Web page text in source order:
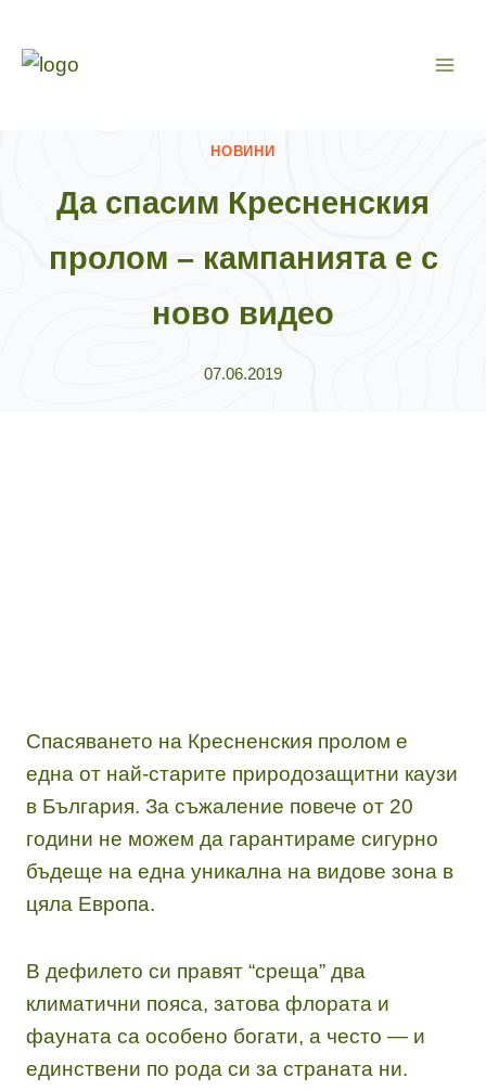
съдържанието
НОВИНИ
Да спасим Кресненския
пролом – кампанията е с
ново видео
07.06.2019
Спасяването на Кресненския пролом е
една от най-старите природозащитни каузи
в България. За съжаление повече от 20
години не можем да гарантираме сигурно
бъдеще на една уникална на видове зона в
цяла Европа.
В дефилето си правят “среща” два
климатични пояса, затова флората и
фауната са особено богати, а често — и
единствени по рода си за страната ни.